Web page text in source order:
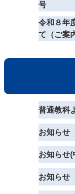
号
令和８年
て（ご案
普通教科
お知らせ
お知らせ(
お知らせ